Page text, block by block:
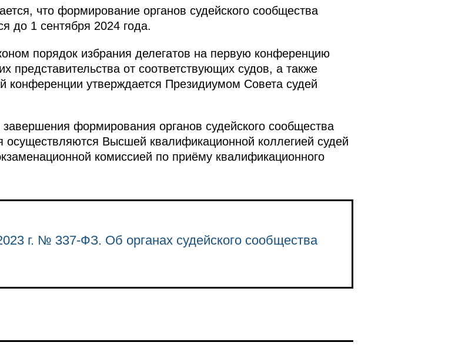
что формирование органов судейского сообщества
до 1 сентября 2024 года.
порядок избрания делегатов на первую конференцию
представительства от соответствующих судов, а также
конференции утверждается Президиумом Совета судей
формирования органов судейского сообщества
осуществляются Высшей квалификационной коллегией судей
комиссией по приёму квалификационного
г. № 337-ФЗ. Об органах судейского сообщества